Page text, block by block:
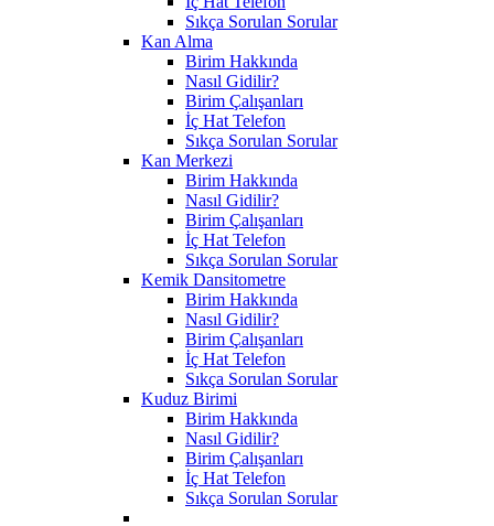
Sıkça Sorulan Sorular
Kan Alma
Birim Hakkında
Nasıl Gidilir?
Birim Çalışanları
İç Hat Telefon
Sıkça Sorulan Sorular
Kan Merkezi
Birim Hakkında
Nasıl Gidilir?
Birim Çalışanları
İç Hat Telefon
Sıkça Sorulan Sorular
Kemik Dansitometre
Birim Hakkında
Nasıl Gidilir?
Birim Çalışanları
İç Hat Telefon
Sıkça Sorulan Sorular
Kuduz Birimi
Birim Hakkında
Nasıl Gidilir?
Birim Çalışanları
İç Hat Telefon
Sıkça Sorulan Sorular